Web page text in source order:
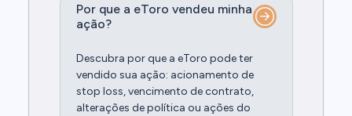
Por que a eToro vendeu minha
ação?
Descubra por que a eToro pode ter
vendido sua ação: acionamento de
stop loss, vencimento de contrato,
alterações de política ou ações do